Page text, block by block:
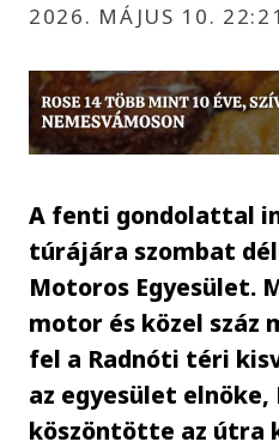
2026. MÁJUS 10. 22:21
A fenti gondolattal
túrájára szombat
Motoros Egyesület.
motor és közel száz
fel a Radnóti téri
az egyesület
köszöntötte az útra